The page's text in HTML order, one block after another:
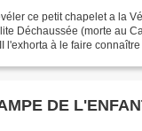
ce petit chapelet a la
Déchaussée (morte au
l'exhorta à le faire
DE